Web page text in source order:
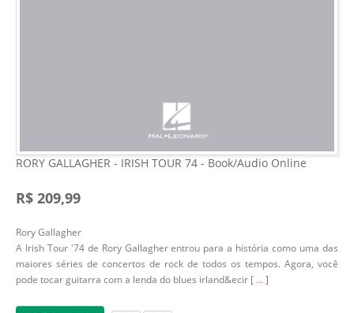
RORY GALLAGHER - IRISH TOUR 74 - Book/Audio Online
R$ 209,99
Rory Gallagher
A Irish Tour '74 de Rory Gallagher entrou para a história como uma das
maiores séries de concertos de rock de todos os tempos. Agora, você
pode tocar guitarra com a lenda do blues irland&ecir [ ...]